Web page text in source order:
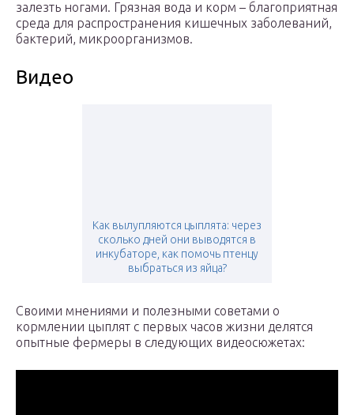
залезть ногами. Грязная вода и корм – благоприятная
среда для распространения кишечных заболеваний,
бактерий, микроорганизмов.
Видео
Как вылупляются цыплята: через
сколько дней они выводятся в
инкубаторе, как помочь птенцу
выбраться из яйца?
Своими мнениями и полезными советами о
кормлении цыплят с первых часов жизни делятся
опытные фермеры в следующих видеосюжетах: